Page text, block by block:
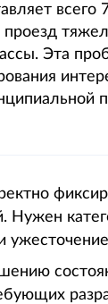
проезд
Эта
Нужен